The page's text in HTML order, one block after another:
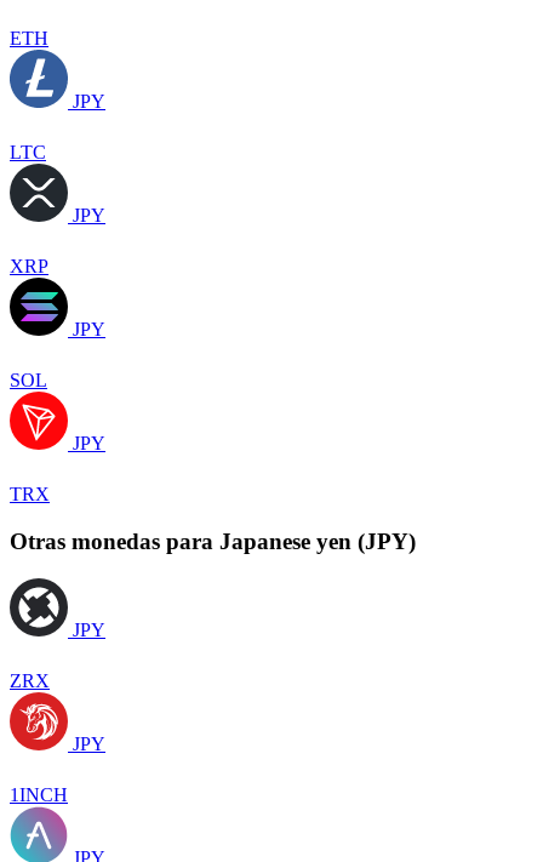
ETH
JPY
LTC
JPY
XRP
JPY
SOL
JPY
TRX
Otras monedas para Japanese yen (JPY)
JPY
ZRX
JPY
1INCH
JPY